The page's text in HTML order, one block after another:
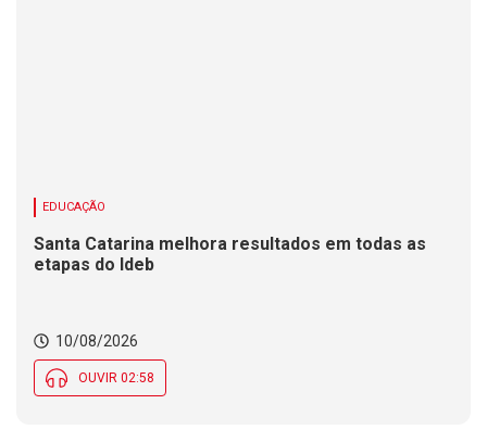
EDUCAÇÃO
Santa Catarina melhora resultados em todas as
etapas do Ideb
10/08/2026
OUVIR 02:58